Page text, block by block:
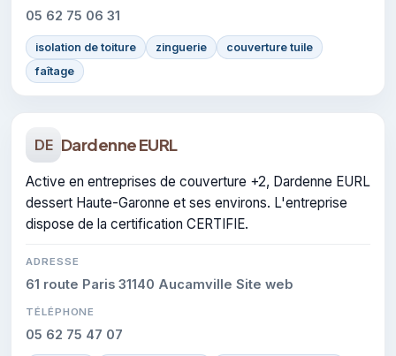
05 62 75 06 31
isolation de toiture zinguerie
couverture tuile
faîtage
DE Dardenne EURL
Active en entreprises de couverture +2, Dardenne EURL
dessert Haute-Garonne et ses environs. L'entreprise
dispose de la certification CERTIFIE.
ADRESSE
61 route Paris 31140 Aucamville Site web
TÉLÉPHONE
05 62 75 47 07